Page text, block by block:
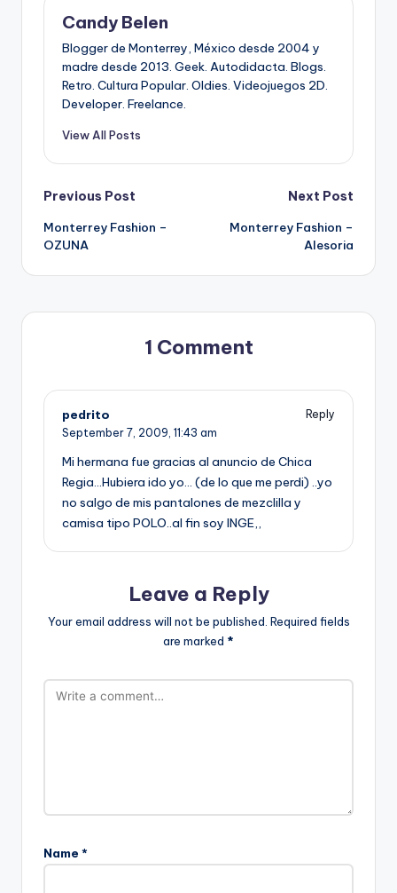
Candy Belen
Blogger de Monterrey, México desde 2004 y
madre desde 2013. Geek. Autodidacta. Blogs.
Retro. Cultura Popular. Oldies. Videojuegos 2D.
Developer. Freelance.
View All Posts
Post
navigation
Previous Post
Monterrey Fashion –
OZUNA
Next Post
Monterrey Fashion –
Alesoria
1 Comment
pedrito
Reply
September 7, 2009, 11:43 am
Mi hermana fue gracias al anuncio de Chica
Regia…Hubiera ido yo… (de lo que me perdi) ..yo
no salgo de mis pantalones de mezclilla y
camisa tipo POLO..al fin soy INGE,,
Leave a Reply
Your email address will not be published. Required fields
are marked *
Name *